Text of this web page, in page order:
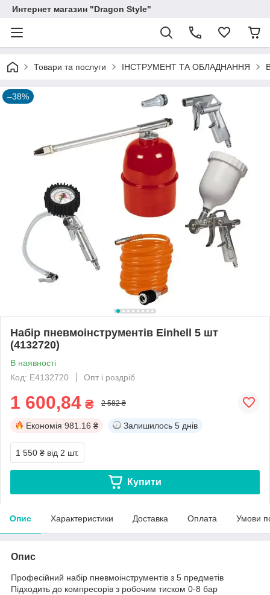
Интернет магазин "Dragon Style"
Товари та послуги ІНСТРУМЕНТ ТА ОБЛАДНАННЯ
–38%
Набір пневмоінструментів Einhell 5 шт
(4132720)
В наявності
Код: E4132720
Опт і роздріб
1 600,84 ₴ 2 582 ₴
Економія 981.16 ₴ Залишилось 5 днів
1 550 ₴ від 2 шт.
Купити
Опис Характеристики Доставка Оплата Умови
Опис
Професійний набір пневмоінструментів з 5 предметів
Підходить до компресорів з робочим тиском 0-8 бар